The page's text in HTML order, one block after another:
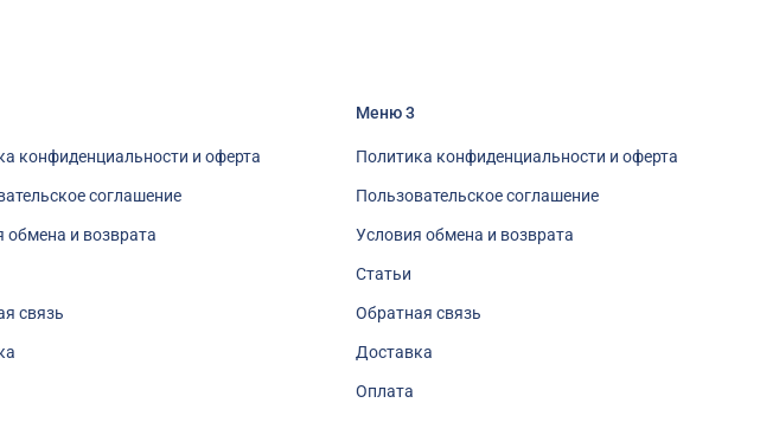
конфиденциальности и оферта
соглашение
обмена и возврата
связь
Меню 3
Политика конфиденциальности и оферта
Пользовательское соглашение
Условия обмена и возврата
Статьи
Обратная связь
Доставка
Оплата